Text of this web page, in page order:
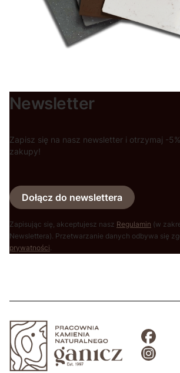
Newsletter
Zapisz się na nasz newsletter i otrzymaj -
zakupy!
Dołącz do newslettera
Zapisując się, akceptujesz nasz Regulamin (w
Newslettera). Przetwarzanie danych odbywa się
prywatności.